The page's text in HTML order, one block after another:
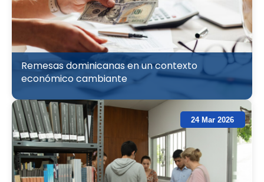
Remesas dominicanas en un contexto
económico cambiante
24 Mar 2026